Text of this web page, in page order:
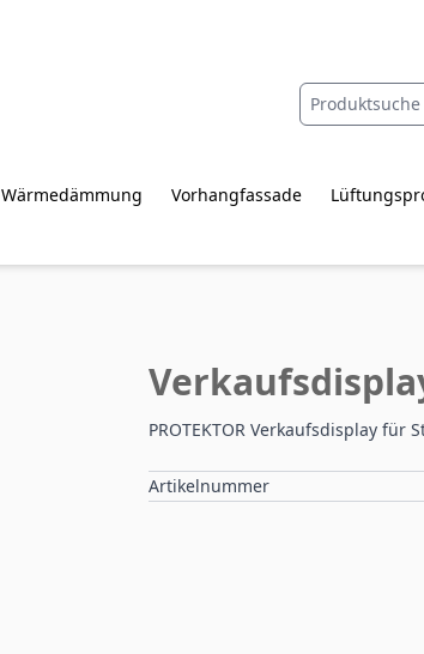
Wärmedämmung Vorhangfassade
PROTEKTOR Verkaufsdisplay für
Artikelnummer